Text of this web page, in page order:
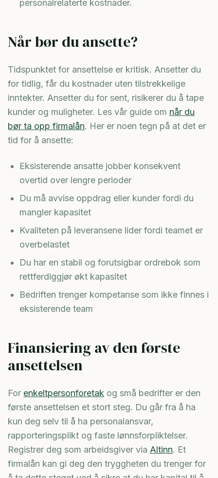
personalrelaterte kostnader.
Når bør du ansette?
Tidspunktet for ansettelse er kritisk. Ansetter du
for tidlig, får du kostnader uten tilstrekkelige
inntekter. Ansetter du for sent, risikerer du å tape
kunder og muligheter. Les vår guide om når du
bør ta opp firmalån. Her er noen tegn på at det er
tid for å ansette:
Eksisterende ansatte jobber konsekvent
overtid over lengre perioder
Du må avvise oppdrag eller kunder fordi du
mangler kapasitet
Kvaliteten på leveransene lider fordi teamet er
overbelastet
Du har en stabil og forutsigbar ordrebok som
rettferdiggjør økt kapasitet
Bedriften trenger kompetanse som ikke finnes i
eksisterende team
Finansiering av den første
ansettelsen
For enkeltpersonforetak og små bedrifter er den
første ansettelsen et stort steg. Du går fra å ha
kun deg selv til å ha personalansvar,
rapporteringsplikt og faste lønnsforpliktelser.
Registrer deg som arbeidsgiver via Altinn. Et
firmalån kan gi deg den tryggheten du trenger for